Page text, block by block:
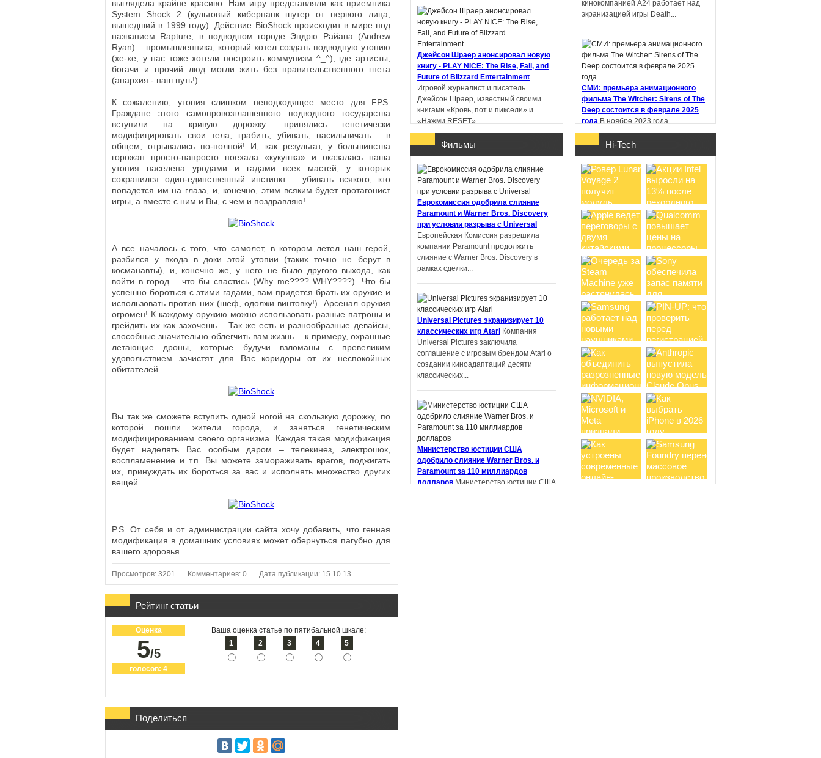
выглядела крайне красиво. Нам игру представляли как приемника
System Shock 2 (культовый киберпанк шутер от первого лица,
вышедший в 1999 году). Действие BioShock происходит в мире под
названием Rapture, в подводном городе Эндрю Райана (Andrew
Ryan) – промышленника, который хотел создать подводную утопию
(хе-хе, у нас тоже хотели построить коммунизм ^_^), где артисты,
богачи и прочий люд могли жить без правительственного гнета
(анархия - наш путь!).
К сожалению, утопия слишком неподходящее место для FPS.
Граждане этого самопровозглашенного подводного государства
вступили на кривую дорожку: принялись генетически
модифицировать свои тела, грабить, убивать, насильничать… в
общем, отрывались по-полной! И, как результат, у большинства
горожан просто-напросто поехала «кукушка» и оказалась наша
утопия населена уродами и гадами всех мастей, у которых
сохранился один-единственный инстинкт – убивать всякого, кто
попадется им на глаза, и, конечно, этим всяким будет протагонист
игры, а вместе с ним и Вы, с чем и поздравляю!
А все началось с того, что самолет, в котором летел наш герой,
разбился у входа в доки этой утопии (таких точно не берут в
косманавты), и, конечно же, у него не было другого выхода, как
войти в город… что бы спастись (Why me???? WHY????). Что бы
успешно бороться с этими гадами, вам придется брать их оружие и
использовать против них (шеф, одолжи винтовку!). Арсенал оружия
огромен! К каждому оружию можно использовать разные патроны и
грейдить их как захочешь… Так же есть и разнообразные девайсы,
способные значительно облегчить вам жизнь… к примеру, охранные
летающие дроны, которые будучи взломаны с превеликим
удовольствием зачистят для Вас коридоры от их неспокойных
обитателей.
Вы так же сможете вступить одной ногой на скользкую дорожку, по
которой пошли жители города, и заняться генетическим
модифицированием своего организма. Каждая такая модификация
будет наделять Вас особым даром – телекинез, электрошок,
воспламенение и т.п. Вы можете замораживать врагов, поджигать
их, принуждать их бороться за вас и исполнять множество других
вещей….
P.S. От себя и от администрации сайта хочу добавить, что генная
модификация в домашних условиях может обернуться пагубно для
вашего здоровья.
Просмотров: 3201 Комментариев: 0 Дата публикации: 15.10.13
Рейтинг статьи
Оценка
5/5
голосов: 4
Ваша оценка статье по пятибальной шкале:
1
2 3 4 5
Поделиться
Ученик рейнджера.
Руины Горлана - Джон
Фланаган
Джейсон Шраер анонсировал новую
книгу - PLAY NICE: The Rise, Fall, and
Future of Blizzard Entertainment
Игровой журналист и писатель
Джейсон Шраер, известный своими
книгами «Кровь, пот и пиксели» и
«Нажми RESET»,...
В Китае литературную премию
получил роман, написанный с
помощью ИИПрофессор Пекинского
университета Шэнь Ян получил
престижную награду на литературном
конкурсе в Китае. Но оказалось,...
Автор фанфиков по «Властелину
колец» подал в суд на Amazon и
теперь должен выплатить компании
$134 тысячДеметрий Полихрон,
обвинивший Amazon и Tolkien Estate в
том, что компании украли идеи из его
фанфика по «Властелину...
Apple экранизирует серию научно-
фантастических книг «Дневники
Киллербота»Apple работает над
экранизацией отмеченных премией
Хьюго научно-фантастических книг
Фильмы
Еврокомиссия одобрила слияние
Paramount и Warner Bros. Discovery
при условии разрыва с Universal
Европейская Комиссия разрешила
компании Paramount продолжить
слияние с Warner Bros. Discovery в
рамках сделки...
Universal Pictures экранизирует 10
классических игр Atari Компания
Universal Pictures заключила
соглашение с игровым брендом Atari о
создании киноадаптаций десяти
классических...
Министерство юстиции США
одобрило слияние Warner Bros. и
Paramount за 110 миллиардов
долларовМинистерство юстиции США
первым депоз ...
Samsung работает
наушниками Galaxy
Buds с не ...
кинокомпанией A24 работает над
экранизацией игры Death...
СМИ: премьера анимационного
фильма The Witcher: Sirens of The
Deep состоится в феврале 2025
года В ноябре 2023 года
стриминговый сервис Netflix
анонсировал анимационный фильм
Witcher:...
Новый хит от Netflix:
анимационный сериал Terminator
Zero получает восторженные
отзывы зрителей
Несколько дней
назад на стриминговом сервисе
Netflix состоялась премьера
анимационного сериала Terminator
Zero от...
обзаведется анимационными
проектами, но ждать второй сезон
Edgerunners не стоитВ сентябре
2022 года на Netflix вышел аниме-
сериал Cyberpunk: Edgerunners,
получивший 100% свежести от
критиков и 95%...
Hi-Tech